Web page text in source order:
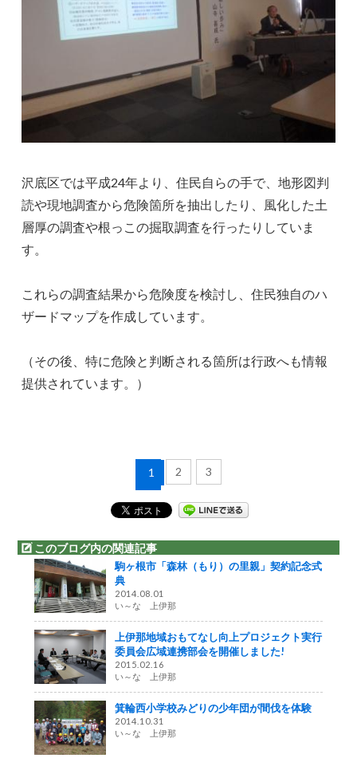
沢底区では平成24年より、住民自らの手で、地形図判
読や現地調査から危険箇所を抽出したり、風化した土
層厚の調査や根っこの掘取調査を行ったりしていま
す。
これらの調査結果から危険度を検討し、住民独自のハ
ザードマップを作成しています。
（その後、特に危険と判断される箇所は行政へも情報
提供されています。）
1 2 3
このブログ内の関連記事
駒ヶ根市「森林（もり）の里親」契約記念式
典
2014.08.01
い～な 上伊那
上伊那地域おもてなし向上プロジェクト実行
委員会広域連携部会を開催しました!
2015.02.16
い～な 上伊那
箕輪西小学校みどりの少年団が間伐を体験
2014.10.31
い～な 上伊那